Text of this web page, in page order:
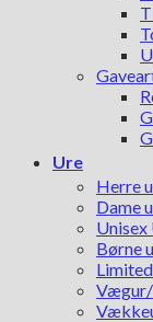
Ure
Herre
Dame
Unisex
Børne